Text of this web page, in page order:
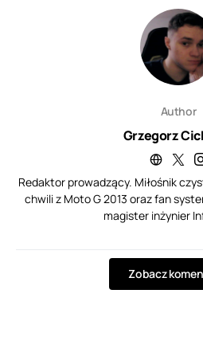
Author
Grzegorz
Redaktor prowadzący. Miłośnik
chwili z Moto G 2013 oraz fan
magister inżynier
Zobacz